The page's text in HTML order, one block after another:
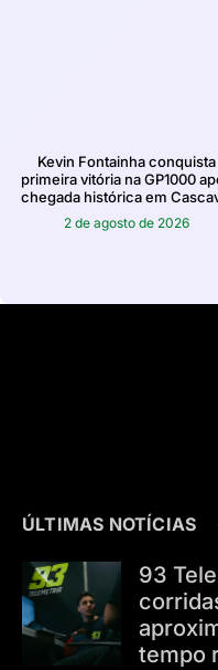
Kevin Fontainha conquista
primeira vitória na GP1000
chegada histórica em
2 de agosto de 2026
ÚLTIMAS NOTÍCIAS
93
tempo